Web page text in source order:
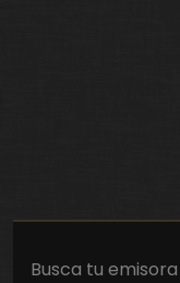
Busca tu